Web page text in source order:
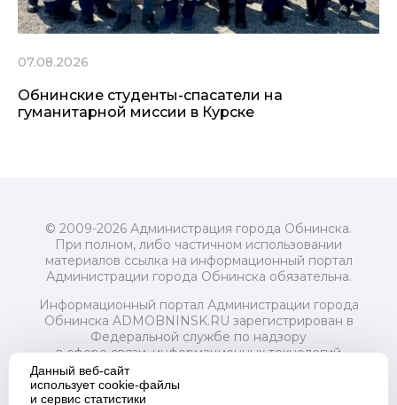
07.08.2026
Обнинские студенты-спасатели на
гуманитарной миссии в Курске
© 2009-2026 Администрация города Обнинска.
При полном, либо частичном использовании
материалов ссылка на информационный портал
Администрации города Обнинска обязательна.
Информационный портал Администрации города
Обнинска ADMOBNINSK.RU зарегистрирован в
Федеральной службе по надзору
в сфере связи, информационных технологий
и массовых коммуникаций (Роскомнадзор) 24 июля
2018 года.
Свидетельство о регистрации Эл № ФС77-73321
Данный веб-сайт
использует cookie-файлы
и сервис статистики